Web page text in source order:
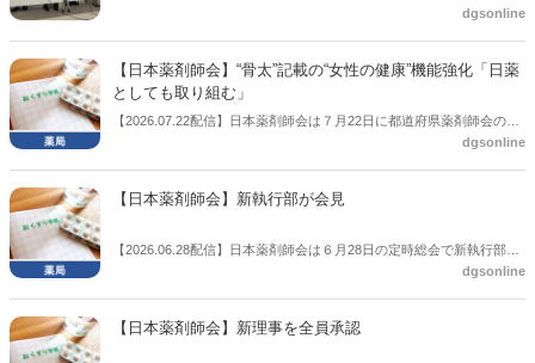
dgsonline
【日本薬剤師会】“骨太”記載の“女性の健康”機能強化「日薬
としても取り組む」
【2026.07.22配信】日本薬剤師会は７月22日に都道府県薬剤師会の会
長協議会を開催した。この中で先ごろ閣議決定した「骨太方針」の内
日薬としても取り組んでいくとの考えを示した。
dgsonline
【日本薬剤師会】新執行部が会見
【2026.06.28配信】日本薬剤師会は６月28日の定時総会で新執行部を
dgsonline
【日本薬剤師会】新理事を全員承認